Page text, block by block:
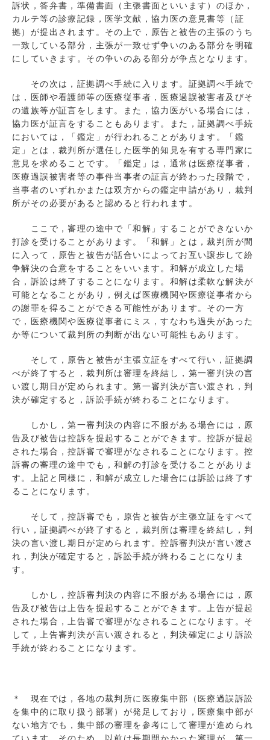
訴状，答弁書，準備書面（主張書面といいます）のほか，
カルテ等の診療記録，医学文献，協力医の意見書等（証
拠）が提出されます。その上で，原告と被告の主張のうち
一致している部分，主張が一致せず争いのある部分を明確
にしていきます。その争いのある部分が争点となります。
その次は，証拠調べ手続に入ります。証拠調べ手続で
は，医師や看護師等の医療従事者，医療過誤被害者及びそ
の遺族等が証言をします。また，協力医がいる場合には，
協力医が証言をすることもあります。また，証拠調べ手続
においては，「鑑定」が行われることがあります。「鑑
定」とは，裁判所が選任した医学的知見を有する専門家に
意見を求めることです。「鑑定」は，通常は医療従事者，
医療過誤被害者等の事件当事者の証言が終わった段階で，
当事者のいずれかまたは双方からの鑑定申請があり，裁判
所がその必要があると認めると行われます。
ここで，審理の途中で「和解」することができないか
打診を受けることがあります。「和解」とは，裁判所が間
に入って，原告と被告が話合いによってお互い譲歩して紛
争解決の合意をすることをいいます。和解が成立した場
合，訴訟は終了することになります。和解は柔軟な解決が
可能となることがあり，例えば医療機関や医療従事者から
の謝罪を得ることができる可能性があります。その一方
で，医療機関や医療従事者にミス，すなわち過失があった
か等について裁判所の判断が出ない可能性もあります。
そして，原告と被告が主張立証をすべて行い，証拠調
べが終了すると，裁判所は審理を終結し，第一審判決の言
い渡し期日が定められます。第一審判決が言い渡され，判
決が確定すると，訴訟手続が終わることになります。
しかし，第一審判決の内容に不服がある場合には，原
告及び被告は控訴を提起することができます。控訴が提起
された場合，控訴審で審理がなされることになります。控
訴審の審理の途中でも，和解の打診を受けることがありま
す。上記と同様に，和解が成立した場合には訴訟は終了す
ることになります。
そして，控訴審でも，原告と被告が主張立証をすべて
行い，証拠調べが終了すると，裁判所は審理を終結し，判
決の言い渡し期日が定められます。控訴審判決が言い渡さ
れ，判決が確定すると，訴訟手続が終わることになりま
す。
しかし，控訴審判決の内容に不服がある場合には，原
告及び被告は上告を提起することができます。上告が提起
された場合，上告審で審理がなされることになります。そ
して，上告審判決が言い渡されると，判決確定により訴訟
手続が終わることになります。
＊ 現在では，各地の裁判所に医療集中部（医療過誤訴訟
を集中的に取り扱う部署）が発足しており，医療集中部が
ない地方でも，集中部の審理を参考にして審理が進められ